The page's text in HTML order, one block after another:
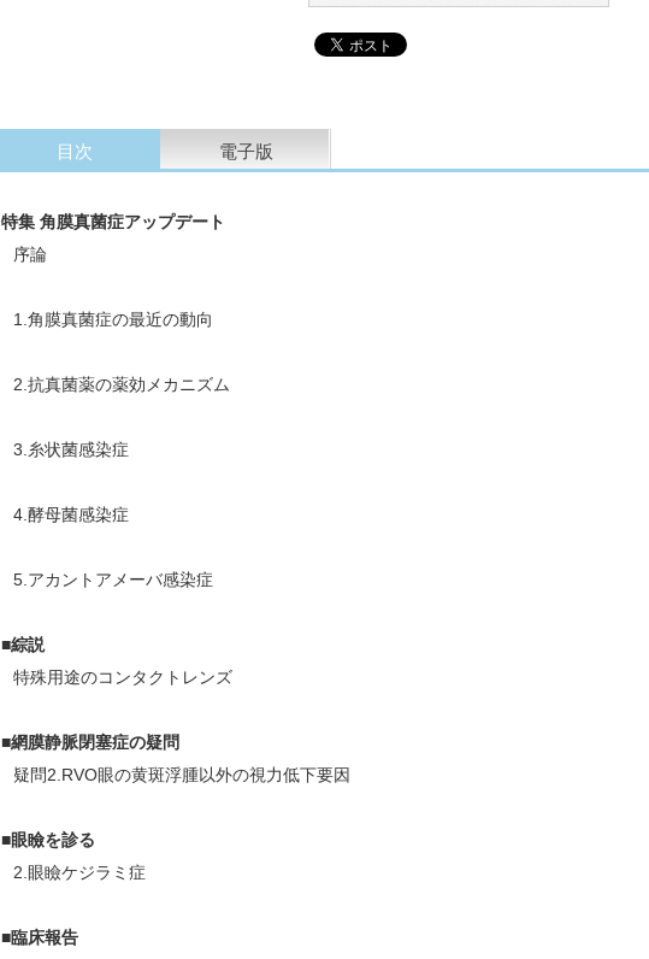
目次 電子版
特集 角膜真菌症アップデート
序論
1.角膜真菌症の最近の動向
2.抗真菌薬の薬効メカニズム
3.糸状菌感染症
4.酵母菌感染症
5.アカントアメーバ感染症
■綜説
特殊用途のコンタクトレンズ
■網膜静脈閉塞症の疑問
疑問2.RVO眼の黄斑浮腫以外の視力低下要因
■眼瞼を診る
2.眼瞼ケジラミ症
■臨床報告